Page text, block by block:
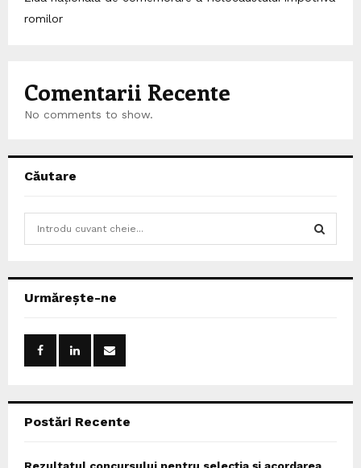
romilor
Comentarii Recente
No comments to show.
Căutare
h
Urmărește-ne
Postări Recente